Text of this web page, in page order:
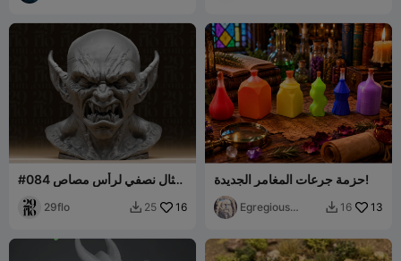
#084 تمثال نصفي لرأس مصاص
29flo  25 16
حزمة جرعات المغامر الجديدة!
Egregious
 16 13